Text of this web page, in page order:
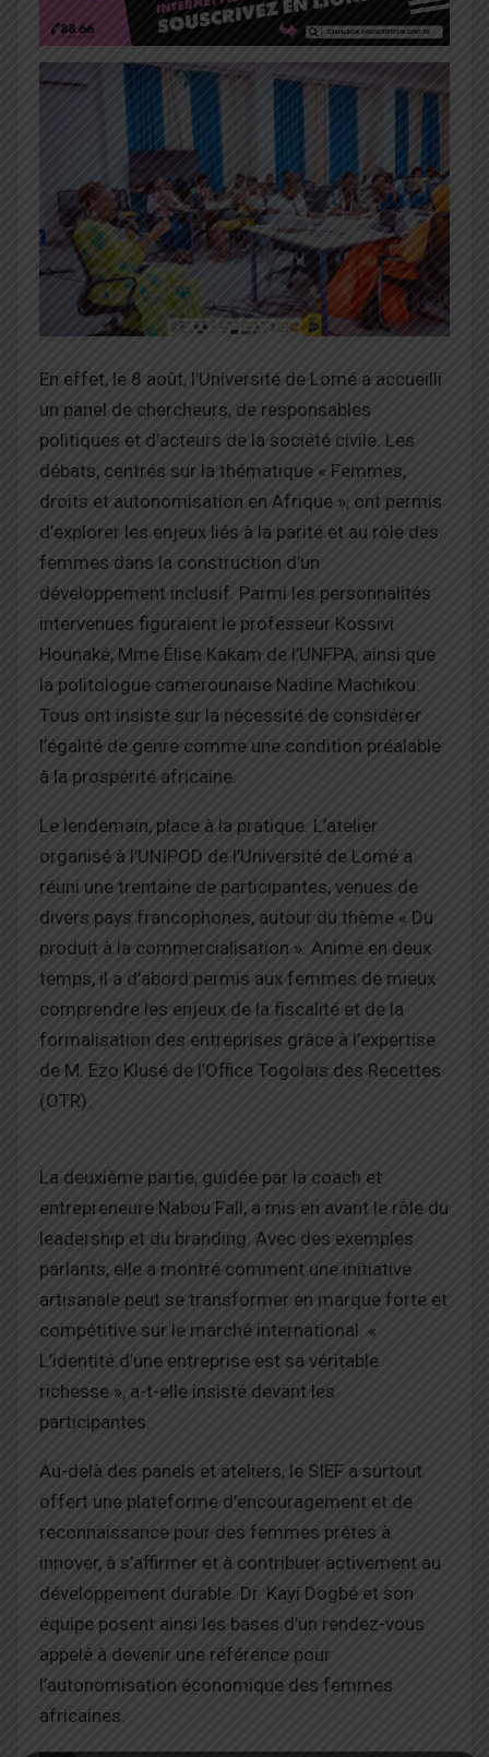
En effet, le 8 août, l’Université de Lomé a accueilli
un panel de chercheurs, de responsables
politiques et d’acteurs de la société civile. Les
débats, centrés sur la thématique « Femmes,
droits et autonomisation en Afrique », ont permis
d’explorer les enjeux liés à la parité et au rôle des
femmes dans la construction d’un
développement inclusif. Parmi les personnalités
intervenues figuraient le professeur Kossivi
Hounaké, Mme Élise Kakam de l’UNFPA, ainsi que
la politologue camerounaise Nadine Machikou.
Tous ont insisté sur la nécessité de considérer
l’égalité de genre comme une condition préalable
à la prospérité africaine.
Le lendemain, place à la pratique. L’atelier
organisé à l’UNIPOD de l’Université de Lomé a
réuni une trentaine de participantes, venues de
divers pays francophones, autour du thème « Du
produit à la commercialisation ». Animé en deux
temps, il a d’abord permis aux femmes de mieux
comprendre les enjeux de la fiscalité et de la
formalisation des entreprises grâce à l’expertise
de M. Ezo Klusé de l’Office Togolais des Recettes
(OTR).
La deuxième partie, guidée par la coach et
entrepreneure Nabou Fall, a mis en avant le rôle du
leadership et du branding. Avec des exemples
parlants, elle a montré comment une initiative
artisanale peut se transformer en marque forte et
compétitive sur le marché international. «
L’identité d’une entreprise est sa véritable
richesse », a-t-elle insisté devant les
participantes.
Au-delà des panels et ateliers, le SIEF a surtout
offert une plateforme d’encouragement et de
reconnaissance pour des femmes prêtes à
innover, à s’affirmer et à contribuer activement au
développement durable. Dr. Kayi Dogbé et son
équipe posent ainsi les bases d’un rendez-vous
appelé à devenir une référence pour
l’autonomisation économique des femmes
africaines.